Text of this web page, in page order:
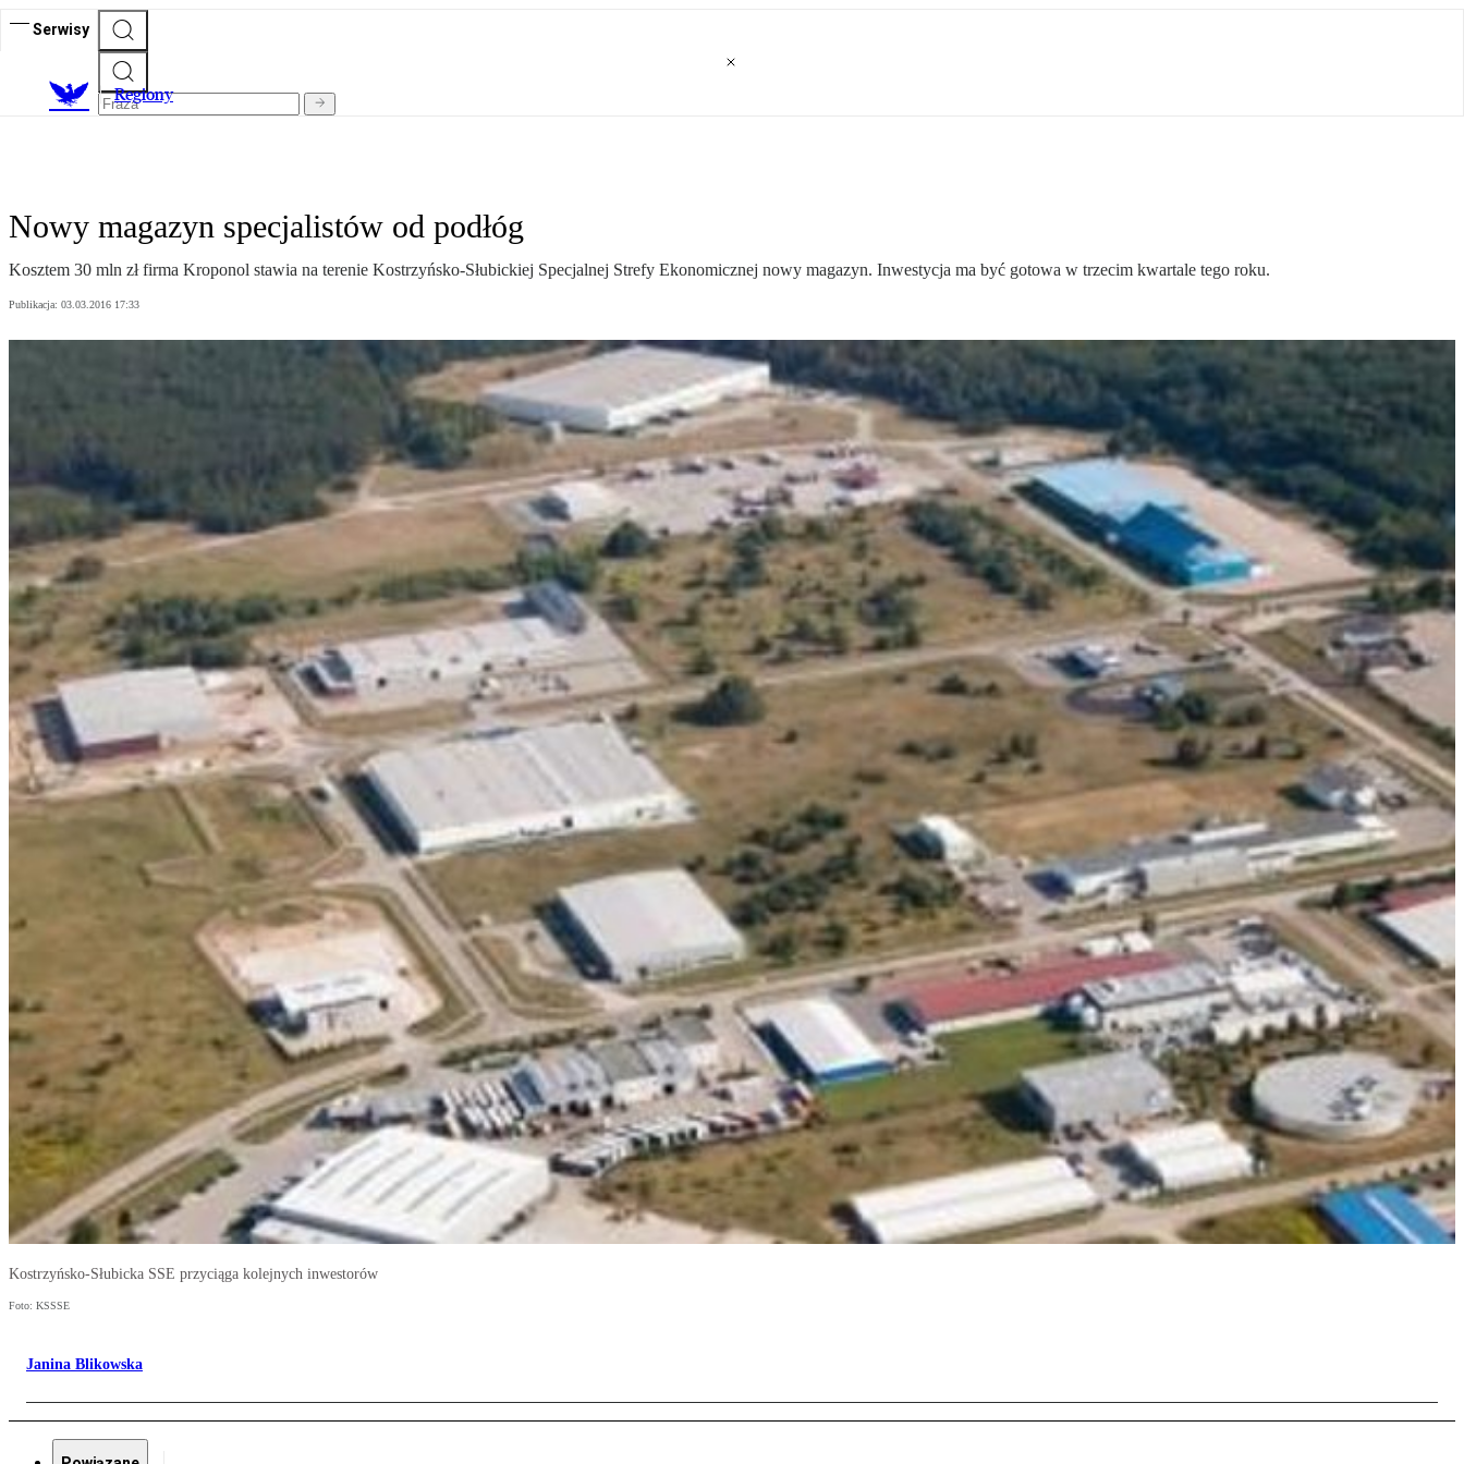
Serwisy
Regiony
Nowy magazyn specjalistów od podłóg
Kosztem 30 mln zł firma Kroponol stawia na terenie Kostrzyńsko-Słubickiej Specjalnej Strefy Ekonomicznej nowy magazyn. Inwestycja ma być gotowa w trzecim kwartale tego roku.
Publikacja: 03.03.2016 17:33
Kostrzyńsko-Słubicka SSE przyciąga kolejnych inwestorów
Foto: KSSSE
Janina Blikowska